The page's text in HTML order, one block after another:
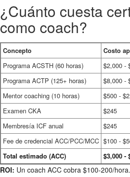
¿Cuánto cuesta
como coach?
Concepto
Costo
Programa ACSTH (60 horas)
$2,000 -
Programa ACTP (125+ horas)
$8,000 -
Mentor coaching (10 horas)
$500 -
Examen CKA
$245
Membresía ICF anual
$245
Fee de credencial ACC/PCC/MCC $100 -
Total estimado (ACC)
$3,000 -
ROI: Un coach ACC cobra $100-200/